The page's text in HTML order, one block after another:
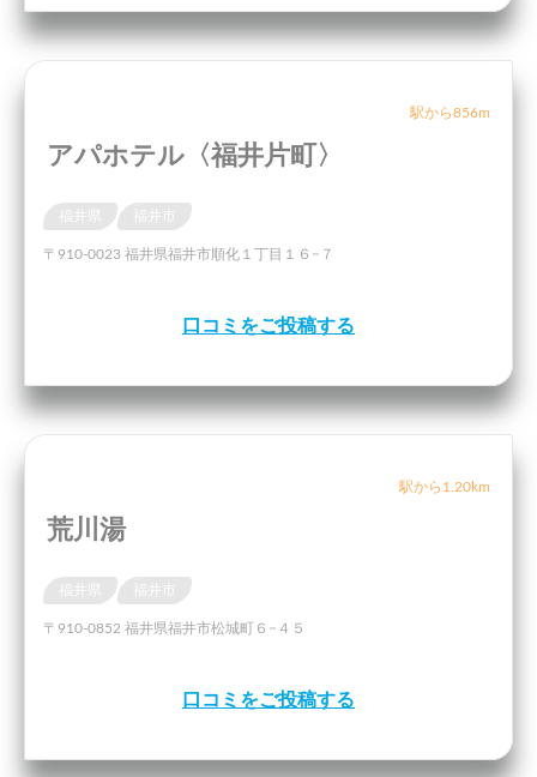
駅から856m
アパホテル〈福井片町〉
〒910-0023 福井県福井市順化１丁目１６−７
口コミをご投稿する
駅から1.20km
荒川湯
〒910-0852 福井県福井市松城町６−４５
口コミをご投稿する